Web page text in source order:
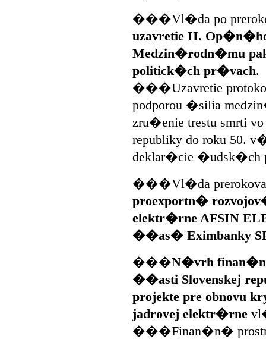
���Vl�da po
uzavretie II.
Medzin�rodn�mu
politick�ch pr�vach.
���Uzavretie
podporou �silia
zru�enie trestu smrti
republiky do roku 50.
deklar�cie �udsk�ch
���Vl�da
proexportn�
elektr�rne AFSIN
��as� Eximbanky
���N�vrh
��asti Slovenskej
projekte pre obnovu
jadrovej elektr�rne
���Finan�n�